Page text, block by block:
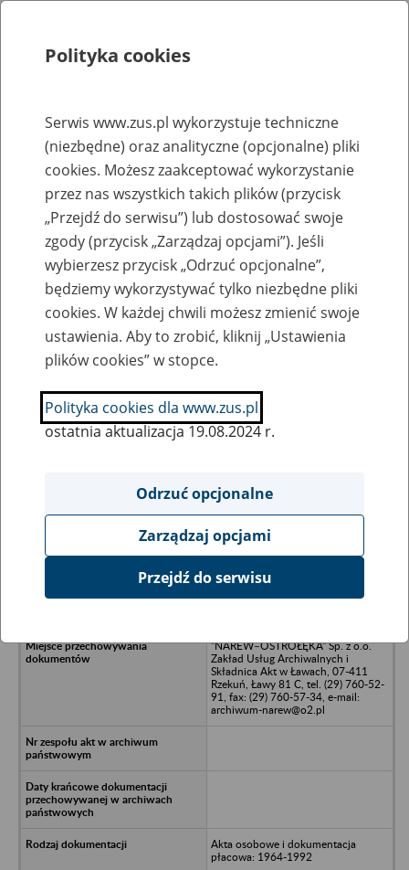
Rejestry, ewidencje i archiwa
Baza zlikwidowanych lub
przekształconych zakładów pracy
Nazwa zakładu pracy:
SZUKAJ
Ukryj wszystkie pozycje bazy
Spółdzielnia Kółek Rolniczych w
"NAREW–OSTROŁĘKA" Sp. z o.o.
Zakład Usług Archiwalnych i
Składnica Akt w Ławach, 07-411
Rzekuń, Ławy 81 C, tel. (29) 760-52-
91, fax: (29) 760-57-34, e-mail:
archiwum-narew@o2.pl
Akta osobowe i dokumentacja
płacowa: 1964-1992
Polityka cookies
Serwis www.zus.pl wykorzystuje techniczne
(niezbędne) oraz analityczne (opcjonalne) pliki
cookies. Możesz zaakceptować wykorzystanie
przez nas wszystkich takich plików (przycisk
„Przejdź do serwisu”) lub dostosować swoje
zgody (przycisk „Zarządzaj opcjami”). Jeśli
wybierzesz przycisk „Odrzuć opcjonalne”,
będziemy wykorzystywać tylko niezbędne pliki
cookies. W każdej chwili możesz zmienić swoje
ustawienia. Aby to zrobić, kliknij „Ustawienia
plików cookies” w stopce.
Polityka cookies dla www.zus.pl
ostatnia aktualizacja 19.08.2024 r.
Odrzuć opcjonalne
Zarządzaj opcjami
Przejdź do serwisu